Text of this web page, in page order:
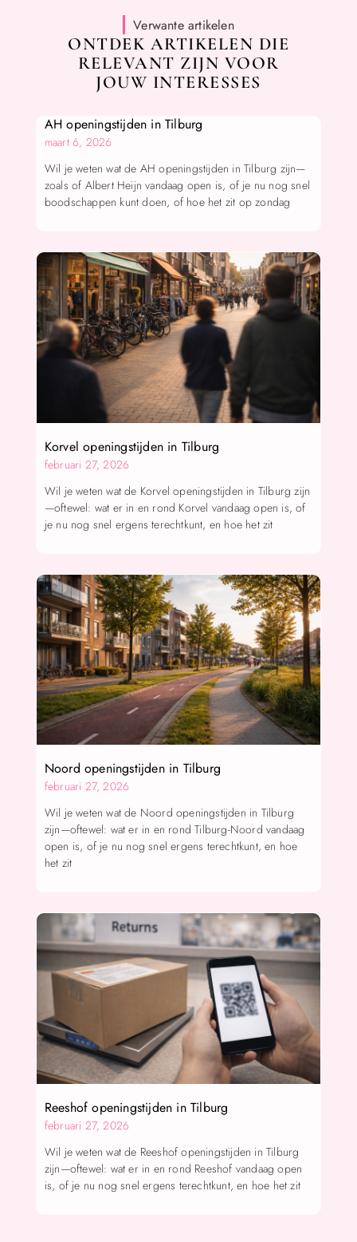
Verwante artikelen
ONTDEK ARTIKELEN DIE
RELEVANT ZIJN VOOR
JOUW INTERESSES
AH openingstijden in Tilburg
maart 6, 2026
Wil je weten wat de AH openingstijden in Tilburg zijn—
zoals of Albert Heijn vandaag open is, of je nu nog snel
boodschappen kunt doen, of hoe het zit op zondag
Korvel openingstijden in Tilburg
februari 27, 2026
Wil je weten wat de Korvel openingstijden in Tilburg zijn
—oftewel: wat er in en rond Korvel vandaag open is, of
je nu nog snel ergens terechtkunt, en hoe het zit
Noord openingstijden in Tilburg
februari 27, 2026
Wil je weten wat de Noord openingstijden in Tilburg
zijn—oftewel: wat er in en rond Tilburg-Noord vandaag
open is, of je nu nog snel ergens terechtkunt, en hoe
het zit
Reeshof openingstijden in Tilburg
februari 27, 2026
Wil je weten wat de Reeshof openingstijden in Tilburg
zijn—oftewel: wat er in en rond Reeshof vandaag open
is, of je nu nog snel ergens terechtkunt, en hoe het zit